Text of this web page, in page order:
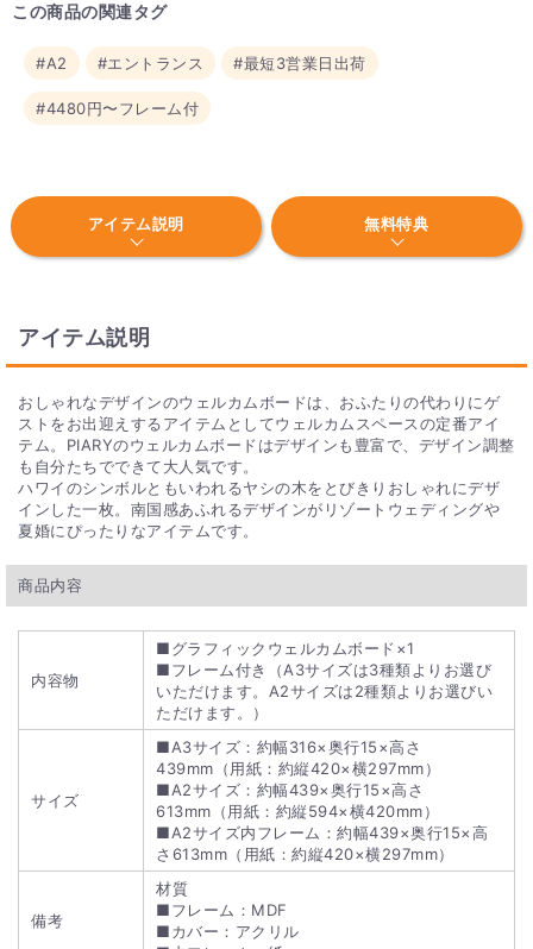
この商品の関連タグ
#A2 #エントランス #最短3営業日出荷
#4480円〜フレーム付
アイテム説明 無料特典
アイテム説明
おしゃれなデザインのウェルカムボードは、おふたりの代わりにゲ
ストをお出迎えするアイテムとしてウェルカムスペースの定番アイ
テム。PIARYのウェルカムボードはデザインも豊富で、デザイン調整
も自分たちでできて大人気です。
ハワイのシンボルともいわれるヤシの木をとびきりおしゃれにデザ
インした一枚。南国感あふれるデザインがリゾートウェディングや
夏婚にぴったりなアイテムです。
商品内容
内容物
■グラフィックウェルカムボード×1
■フレーム付き（A3サイズは3種類よりお選び
いただけます。A2サイズは2種類よりお選びい
ただけます。）
サイズ
■A3サイズ：約幅316×奥行15×高さ
439mm（用紙：約縦420×横297mm）
■A2サイズ：約幅439×奥行15×高さ
613mm（用紙：約縦594×横420mm）
■A2サイズ内フレーム：約幅439×奥行15×高
さ613mm（用紙：約縦420×横297mm）
備考
材質
■フレーム：MDF
■カバー：アクリル